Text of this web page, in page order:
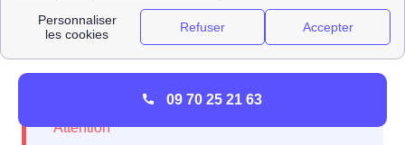
fournisseurs proposent des compteurs professionnels,
vous avez juste à choisir l'offre la plus adaptée aux
09 70 25 21 63